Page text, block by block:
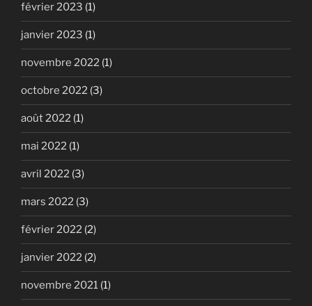
février 2023 (1)
janvier 2023 (1)
novembre 2022 (1)
octobre 2022 (3)
août 2022 (1)
mai 2022 (1)
avril 2022 (3)
mars 2022 (3)
février 2022 (2)
janvier 2022 (2)
novembre 2021 (1)